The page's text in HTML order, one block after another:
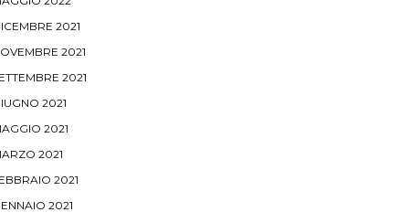
2021
2021
2021
2021
2021
2021
2021
2021